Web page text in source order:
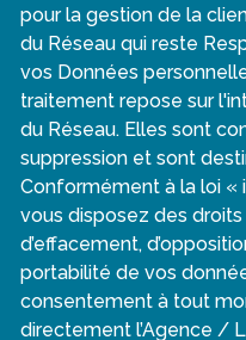
pour la gestion de la
du Réseau qui reste
vos Données
traitement repose sur
du Réseau. Elles sont
suppression et sont
Conformément à la loi
vous disposez des droits
d’effacement,
portabilité de vos
consentement à tout
directement l’Agence /